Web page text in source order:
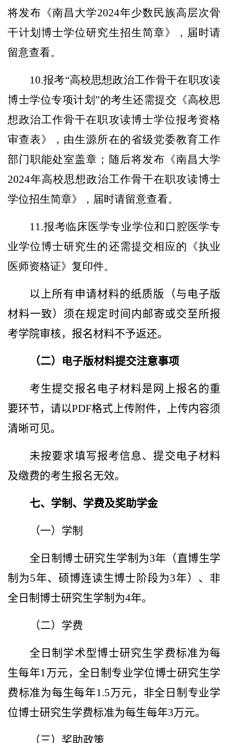
将发布《南昌大学2024年少数民族高层次骨
干计划博士学位研究生招生简章》，届时请
留意查看。
10.报考“高校思想政治工作骨干在职攻读
博士学位专项计划”的考生还需提交《高校思
想政治工作骨干在职攻读博士学位报考资格
审查表》，由生源所在的省级党委教育工作
部门职能处室盖章；随后将发布《南昌大学
2024年高校思想政治工作骨干在职攻读博士
学位招生简章》，届时请留意查看。
11.报考临床医学专业学位和口腔医学专
业学位博士研究生的还需提交相应的《执业
医师资格证》复印件。
以上所有申请材料的纸质版（与电子版
材料一致）须在规定时间内邮寄或交至所报
考学院审核，报名材料不予返还。
（二）电子版材料提交注意事项
考生提交报名电子材料是网上报名的重
要环节，请以PDF格式上传附件，上传内容须
清晰可见。
未按要求填写报考信息、提交电子材料
及缴费的考生报名无效。
七、学制、学费及奖助学金
（一）学制
全日制博士研究生学制为3年（直博生学
制为5年、硕博连读生博士阶段为3年）、非
全日制博士研究生学制为4年。
（二）学费
全日制学术型博士研究生学费标准为每
生每年1万元，全日制专业学位博士研究生学
费标准为每生每年1.5万元，非全日制专业学
位博士研究生学费标准为每生每年3万元。
（三）奖助政策